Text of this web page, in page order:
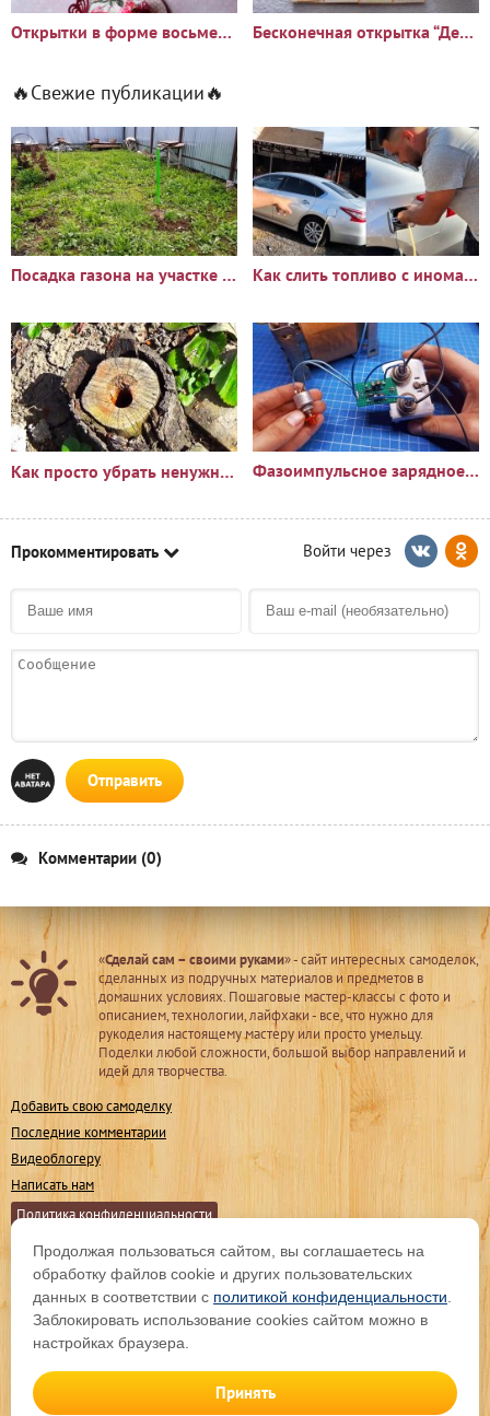
Открытки в форме восьмерки к празднику «8 Марта» Бесконечная открытка “День Учителя”
🔥Свежие публикации🔥
Посадка газона на участке с сорняками: опыт и результаты Как слить топливо с иномарки через горловину бака
Как просто убрать ненужный пень?🪵 Фазоимпульсное зарядное устройство своими руками
Прокомментировать
Отправить
Комментарии (0)
«Сделай сам – своими руками» - сайт интересных самоделок,
сделанных из подручных материалов и предметов в
домашних условиях. Пошаговые мастер-классы с фото и
описанием, технологии, лайфхаки - все, что нужно для
рукоделия настоящему мастеру или просто умельцу.
Поделки любой сложности, большой выбор направлений и
идей для творчества.
Добавить свою самоделку
Последние комментарии
Видеоблогеру
Написать нам
Политика конфиденциальности
Мы в соц. сетях
Подпишитесь на обновления
© sdelaysam-svoimirukami.ru, 2009 -
Продолжая пользоваться сайтом, вы соглашаетесь на
обработку файлов cookie и других пользовательских
данных в соответствии с политикой конфиденциальности
Заблокировать использование cookies сайтом можно в
настройках браузера.
Принять